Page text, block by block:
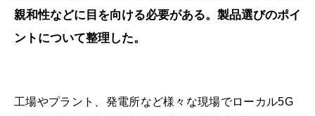
親和性などに目を向ける必要がある。製品選びのポイ
ントについて整理した。
工場やプラント、発電所など様々な現場でローカル5G